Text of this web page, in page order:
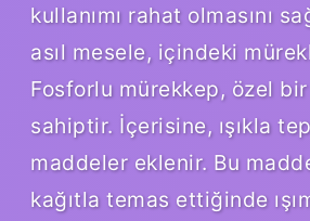
kullanımı rahat olmasını
asıl mesele, içindeki
Fosforlu mürekkep, özel
sahiptir. İçerisine, ışıkla
maddeler eklenir. Bu
kağıtla temas ettiğinde